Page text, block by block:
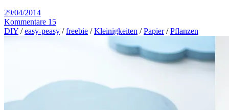
29/04/2014
Kommentare 15
DIY /easy-peasy /freebie /Kleinigkeiten /Papier/Pflanzen